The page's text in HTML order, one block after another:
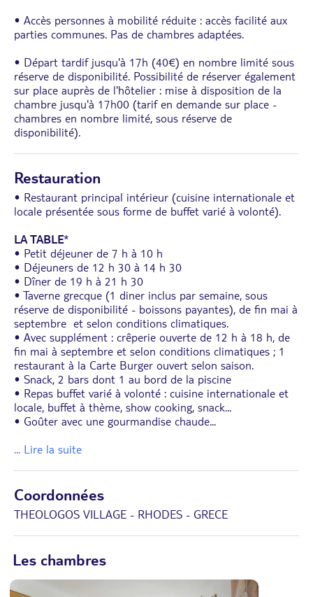
• Accès personnes à mobilité réduite : accès facilité aux
parties communes. Pas de chambres adaptées.
• Départ tardif jusqu'à 17h (40€) en nombre limité sous
réserve de disponibilité. Possibilité de réserver également
sur place auprès de l'hôtelier : mise à disposition de la
chambre jusqu'à 17h00 (tarif en demande sur place -
chambres en nombre limité, sous réserve de
disponibilité).
Restauration
• Restaurant principal intérieur (cuisine internationale et
locale présentée sous forme de buffet varié à volonté).
LA TABLE*
• Petit déjeuner de 7 h à 10 h
• Déjeuners de 12 h 30 à 14 h 30
• Dîner de 19 h à 21 h 30
• Taverne grecque (1 diner inclus par semaine, sous
réserve de disponibilité - boissons payantes), de fin mai à
septembre et selon conditions climatiques.
• Avec supplément : crêperie ouverte de 12 h à 18 h, de
fin mai à septembre et selon conditions climatiques ; 1
restaurant à la Carte Burger ouvert selon saison.
• Snack, 2 bars dont 1 au bord de la piscine
• Repas buffet varié à volonté : cuisine internationale et
locale, buffet à thème, show cooking, snack...
• Goûter avec une gourmandise chaude...
... Lire la suite
Coordonnées
THEOLOGOS VILLAGE - RHODES - GRECE
Les chambres